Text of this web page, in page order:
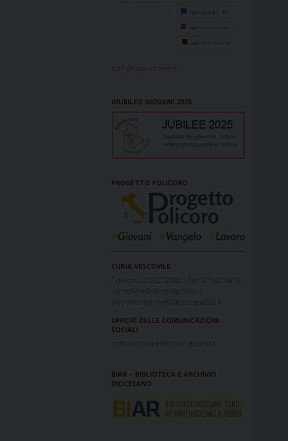
Agenda degli uffici
Agenda del vescovo
Agenda diocesana
tutti gli appuntamenti...
GIUBILEO GIOVANI 2025
PROGETTO POLICORO
CURIA VESCOVILE
Telefono 0759273980 – Fax 0759276316
cancelliere@diocesigubbio.it
amministrazione@diocesigubbio.it
UFFICIO DELLE COMUNICAZIONI
SOCIALI
comunicazione@diocesigubbio.it
BIAR – BIBLIOTECA E ARCHIVIO
DIOCESANO